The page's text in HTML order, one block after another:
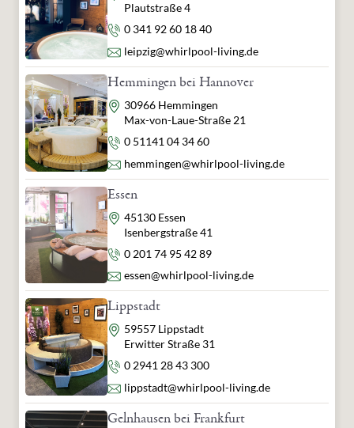
Plautstraße 4
Telefon
0 341 92 60 18 40
E-Mail
leipzig@whirlpool-living.de
Hemmingen bei Hannover
Adresse
30966 Hemmingen
Max-von-Laue-Straße 21
Telefon
0 51141 04 34 60
E-Mail
hemmingen@whirlpool-living.de
Essen
Adresse
45130 Essen
Isenbergstraße 41
Telefon
0 201 74 95 42 89
E-Mail
essen@whirlpool-living.de
Lippstadt
Adresse
59557 Lippstadt
Erwitter Straße 31
Telefon
0 2941 28 43 300
E-Mail
lippstadt@whirlpool-living.de
Gelnhausen bei Frankfurt